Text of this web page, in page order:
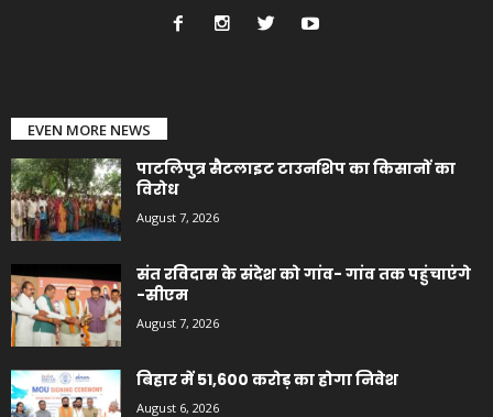
EVEN MORE NEWS
पाटलिपुत्र सैटलाइट टाउनशिप का किसानों का
विरोध
August 7, 2026
संत रविदास के संदेश को गांव- गांव तक पहुंचाएंगे
-सीएम
August 7, 2026
बिहार में 51,600 करोड़ का होगा निवेश
August 6, 2026